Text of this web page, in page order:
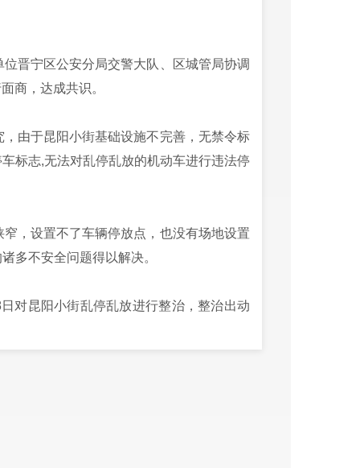
晋宁区公安分局交警大队、区城管局协调
商，达成共识。
由于昆阳小街基础设施不完善，无禁令标
标志,无法对乱停乱放的机动车进行违法停
，设置不了车辆停放点，也没有场地设置
多不安全问题得以解决。
昆阳小街乱停乱放进行整治，整治出动
上两次分别对小街进行整治，对乱停乱放